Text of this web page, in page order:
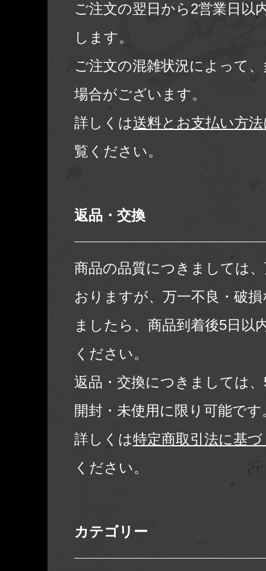
ご注文の翌日から2営業日以
します。
ご注文の混雑状況によって
場合がございます。
詳しくは送料とお支払い方
覧ください。
返品・交換
商品の品質につきましては
おりますが、万一不良・破
ましたら、商品到着後5日以
ください。
返品・交換につきましては
開封・未使用に限り可能です
詳しくは特定商取引法に基
ください。
カテゴリー